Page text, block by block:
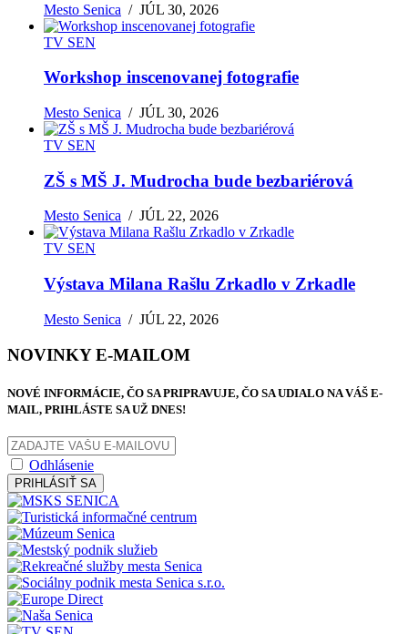
Mesto Senica /JÚL 30, 2026
TV SEN
Workshop inscenovanej fotografie
Mesto Senica /JÚL 30, 2026
TV SEN
ZŠ s MŠ J. Mudrocha bude bezbariérová
Mesto Senica /JÚL 22, 2026
TV SEN
Výstava Milana Rašlu Zrkadlo v Zrkadle
Mesto Senica /JÚL 22, 2026
NOVINKY E-MAILOM
NOVÉ INFORMÁCIE, ČO SA PRIPRAVUJE, ČO SA UDIALO NA VÁŠ E-
MAIL, PRIHLÁSTE SA UŽ DNES!
Odhlásenie
PRIHLÁSIŤ SA